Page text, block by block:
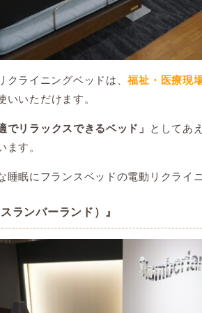
クライニングベッドは、福祉・医療現
いいただけます。
でリラックスできるベッド」
としてあ
す。
睡眠にフランスベッドの電動リクライ
ランバーランド）』